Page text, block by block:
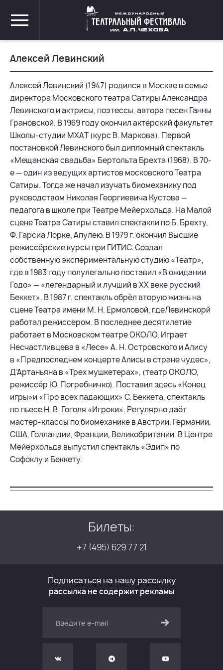
Алексей Левинский
Алексей Левинский (1947) родился в Москве в семье
директора Московского театра Сатиры Александра
Левинского и актрисы, поэтессы, автора песен Ганны
Грановской. В 1969 году окончил актёрский факультет
Школы-студии МХАТ (курс В. Маркова). Первой
постановкой Левинского был дипломный спектакль
«Мещанская свадьба» Бертольта Брехта (1968). В 70-
е — один из ведущих артистов московского Театра
Сатиры. Тогда же начал изучать биомеханику под
руководством Николая Георгиевича Кустова —
педагога в школе при Театре Мейерхольда. На Малой
сцене Театра Сатиры ставил спектакли по Б. Брехту,
Ф. Гарсиа Лорке, Апулею. В 1979 г. окончил Высшие
режиссёрские курсы при ГИТИС. Создал
собственную экспериментальную студию «Театр»,
где в 1983 году полулегально поставил «В ожидании
Годо» — «легендарный и лучший в ХХ веке русский
Беккет». В 1987 г. спектакль обрёл вторую жизнь на
сцене Театра имени М. Н. Ермоловой, гдеЛевинскорй
работал режиссером. В последнее десятилетие
работает в Московском театре ОКОЛО. Играет
Несчастливцева в «Лесе» А. Н. Островского и Алису
в «Предпоследнем концерте Алисы в стране чудес»,
Д’Артаньяна в «Трех мушкетерах», (театр ОКОЛО,
режиссёр Ю. Погребничко). Поставил здесь «Конец
игры»и «Про всех падающих» С. Беккета, спектакль
по пьесе Н. В. Гоголя «Игроки». Регулярно даёт
мастер-классы по биомеханике в Австрии, Германии,
США, Голландии, Франции, Великобритании. В Центре
Мейерхольда выпустил спектакль «Эдип» по
Софоклу и Беккету.
Билеты:
+7 (495) 629 77 21
Подписаться на нашу рассылку
рассылка не содержит рекламы